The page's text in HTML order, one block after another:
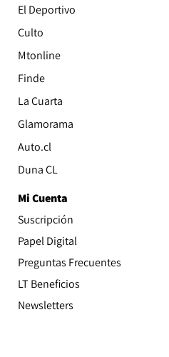
El Deportivo
Culto
Mtonline
Finde
La Cuarta
Glamorama
Auto.clOpens in new window
Duna CLOpens in new window
window
Mi Cuenta
Suscripción
Papel DigitalOpens in new
Preguntas Frecuentes
LT Beneficios
Newsletters